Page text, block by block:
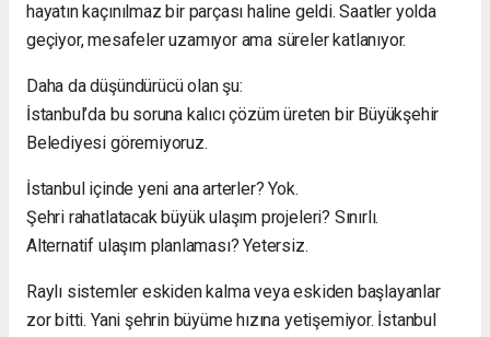
hayatın kaçınılmaz bir parçası haline geldi. Saatler yolda
geçiyor, mesafeler uzamıyor ama süreler katlanıyor.
Daha da düşündürücü olan şu:
İstanbul’da bu soruna kalıcı çözüm üreten bir Büyükşehir
Belediyesi göremiyoruz.
İstanbul içinde yeni ana arterler? Yok.
Şehri rahatlatacak büyük ulaşım projeleri? Sınırlı.
Alternatif ulaşım planlaması? Yetersiz.
Raylı sistemler eskiden kalma veya eskiden başlayanlar
zor bitti. Yani şehrin büyüme hızına yetişemiyor. İstanbul